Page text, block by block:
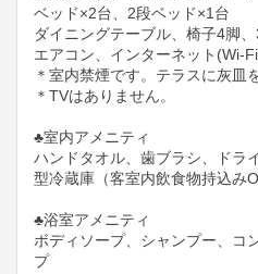
ベッド×2台、2段ベッド×1台
ダイニングテーブル、椅子4脚
エアコン、インターネット(Wi-
＊室内禁煙です。テラスに灰皿
＊TVはありません。
♣️室内アメニティ
ハンドタオル、歯ブラシ、ドラ
型冷蔵庫（客室内飲食物持込み
♣️浴室アメニティ
ボディソープ、シャンプー、コ
プ